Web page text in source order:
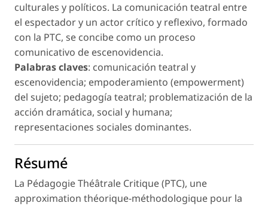
culturales y políticos. La comunicación teatral entre
el espectador y un actor crítico y reflexivo, formado
con la PTC, se concibe como un proceso
comunicativo de escenovidencia.
Palabras claves: comunicación teatral y
escenovidencia; empoderamiento (empowerment)
del sujeto; pedagogía teatral; problematización de la
acción dramática, social y humana;
representaciones sociales dominantes.
Résumé
La Pédagogie Théâtrale Critique (PTC), une
approximation théorique-méthodologique pour la